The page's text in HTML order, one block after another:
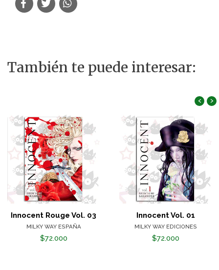
También te puede interesar:
Innocent Rouge Vol. 03
MILKY WAY ESPAÑA
$72.000
Innocent Vol. 01
MILKY WAY EDICIONES
$72.000
‹ ›